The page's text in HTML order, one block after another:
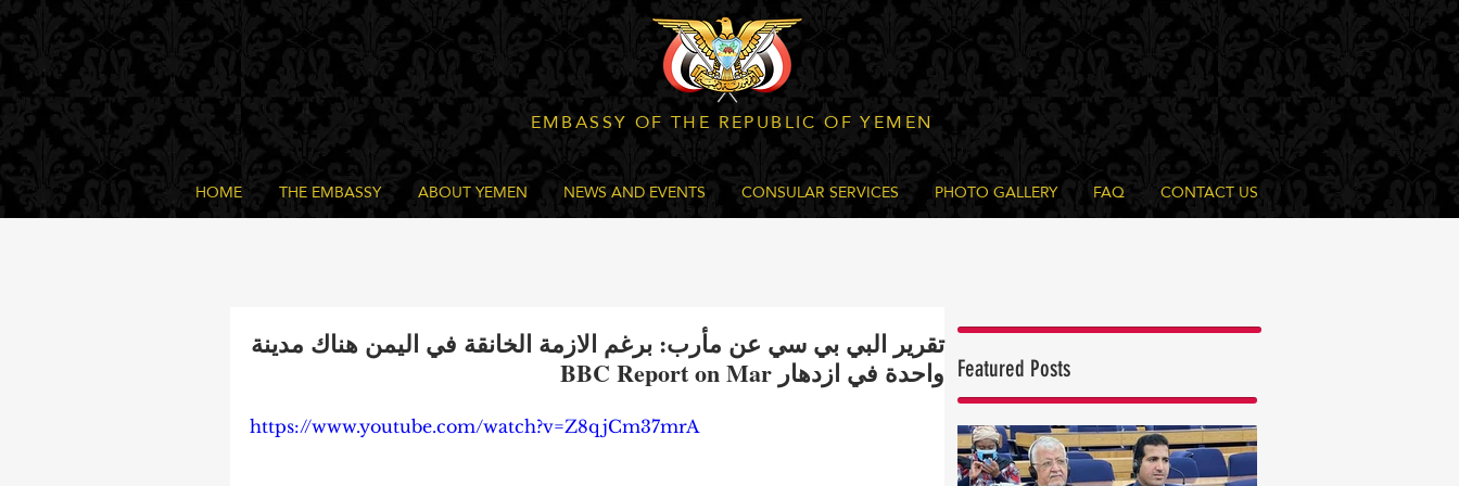
EMBASSY OF THE REPUBLIC OF YEMEN
HOME THE EMBASSY ABOUT YEMEN NEWS AND EVENTS CONSULAR SERVICES PHOTO GALLERY FAQ CONTACT US
تقرير البي بي سي عن مأرب: برغم الازمة الخانقة في اليمن هناك مدينة
واحدة في ازدهار BBC Report on Mar
https://www.youtube.com/watch?v=Z8qjCm37mrA
Featured Posts